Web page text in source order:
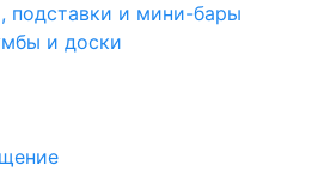
подставки и мини-бары
и доски